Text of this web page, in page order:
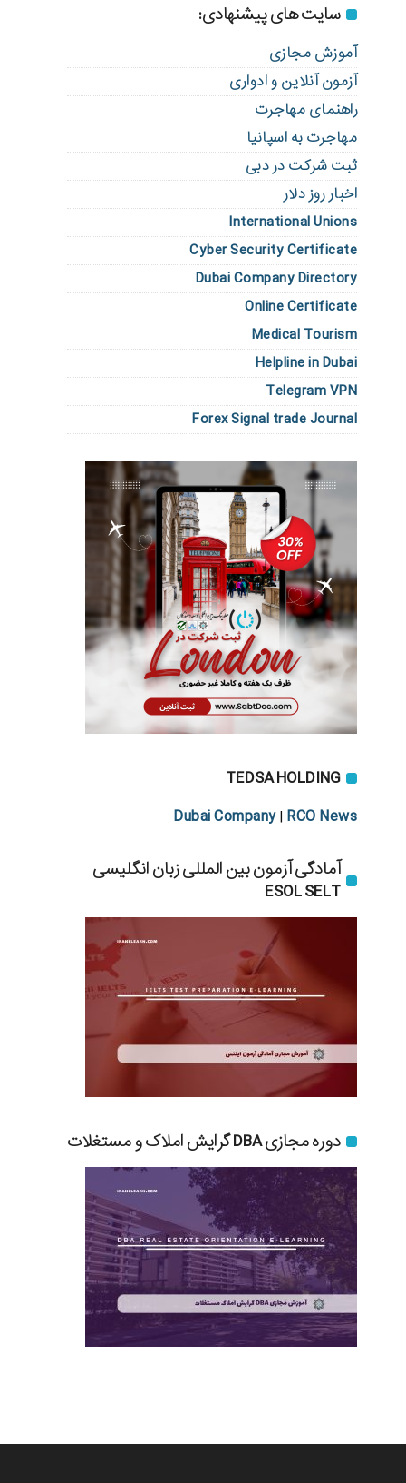
سایت های پیشنهادی:
آموزش مجازی
آزمون آنلاین و ادواری
راهنمای مهاجرت
مهاجرت به اسپانیا
ثبت شرکت در دبی
اخبار روز دلار
International Unions
Cyber Security Certificate
Dubai Company Directory
Online Certificate
Medical Tourism
Helpline in Dubai
Telegram VPN
Forex Signal trade Journal
TEDSA HOLDING
Dubai Company| RCO News
آمادگی آزمون بین المللی زبان انگلیسی
ESOL SELT
دوره مجازی DBA گرایش املاک و مستغلات